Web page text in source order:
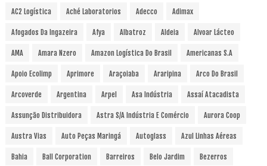
AC2 Logística Aché Laboratorios Adecco Adimax
Afogados Da Ingazeira Afya Albatroz Aldeia Alvoar Lácteo
AMA Amara Nzero Amazon Logística Do Brasil Americanas S.A
Apoio Ecolimp Aprimore Araçoiaba Araripina Arco Do Brasil
Arcoverde Argentina Arpel Asa Indústria Assaí Atacadista
Assunção Distribuidora Astra S/A Indústria E Comércio Aurora Coop
Austra Vias Auto Peças Maringá Autoglass Azul Linhas Aéreas
Bahia Ball Corporation Barreiros Belo Jardim Bezerros